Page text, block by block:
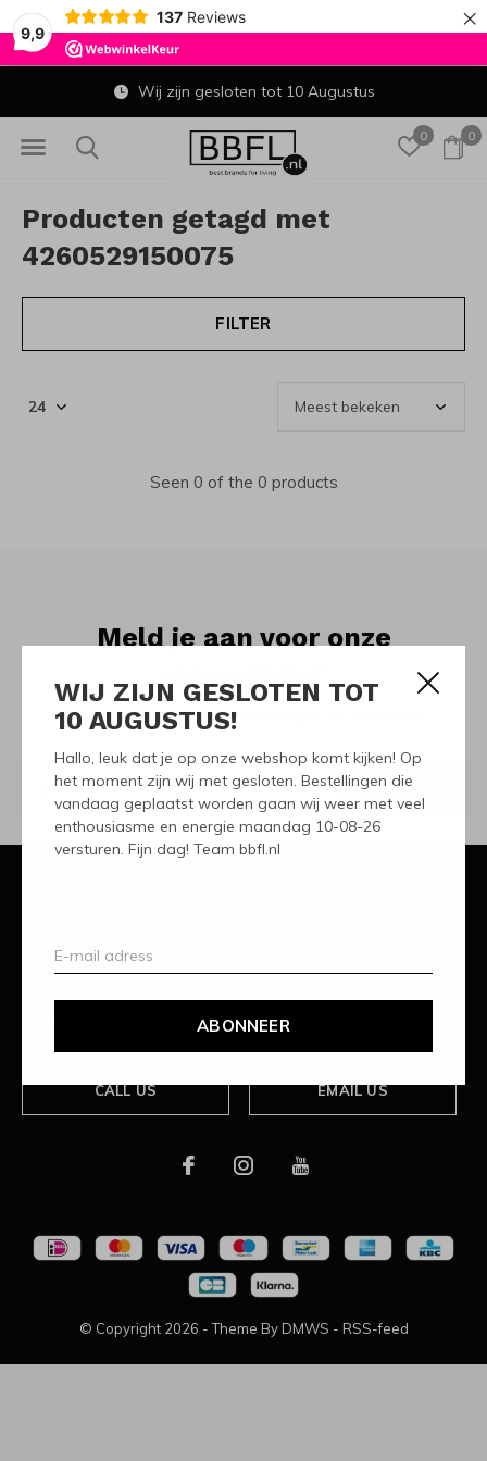
9,9
137 Reviews ×
WIJ ZIJN GESLOTEN TOT
10 AUGUSTUS!
Hallo, leuk dat je op onze webshop komt kijken! Op
het moment zijn wij met gesloten. Bestellingen die
vandaag geplaatst worden gaan wij weer met veel
enthousiasme en energie maandag 10-08-26
versturen. Fijn dag! Team bbfl.nl
ABONNEER
0 0
Wij zijn gesloten tot 10 Augustus
Producten getagd met
4260529150075
FILTER
Seen 0 of the 0 products
Meld je aan voor onze
Ontvang de nieuwste aanbiedingen en promoties
ABONNEER
Categorieën
CALL US EMAIL US
© Copyright 2026 - Theme By DMWS - RSS-feed